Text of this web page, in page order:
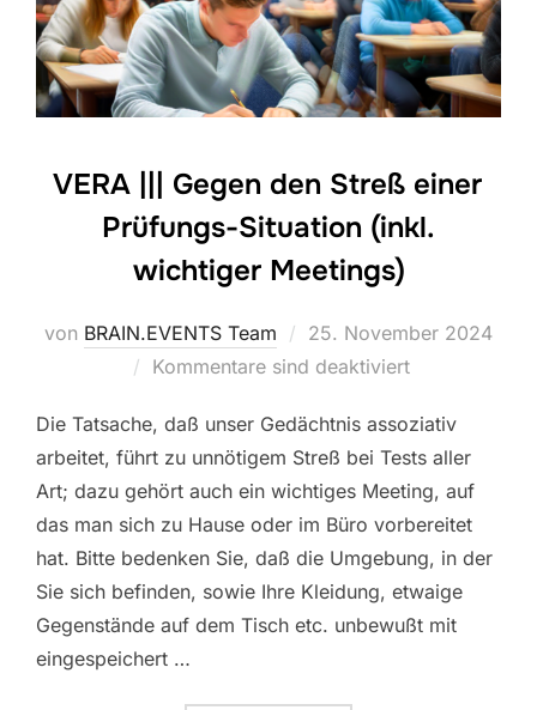
VERA ||| Gegen den Streß einer
Prüfungs-Situation (inkl.
wichtiger Meetings)
von BRAIN.EVENTS Team
Veröffentlicht
am
25. November 2024
Kommentare sind deaktiviert
Die Tatsache, daß unser Gedächtnis assoziativ
arbeitet, führt zu unnötigem Streß bei Tests aller
Art; dazu gehört auch ein wichtiges Meeting, auf
das man sich zu Hause oder im Büro vorbereitet
hat. Bitte bedenken Sie, daß die Umgebung, in der
Sie sich befinden, sowie Ihre Kleidung, etwaige
Gegenstände auf dem Tisch etc. unbewußt mit
eingespeichert …